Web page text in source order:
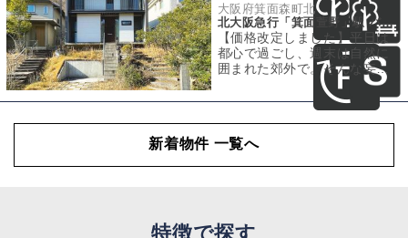
大阪府箕面森町北
北大阪急行「箕面萱野」駅 バス26分 「森町里山住宅口」バス停 徒歩5分
【価格改定しました】平日は
都心で過ごし、週末は自然に
囲まれた郊外で。そんな妄想
を叶えるならこんな物件なの
かもしれません。
新着物件 一覧へ
特徴で探す